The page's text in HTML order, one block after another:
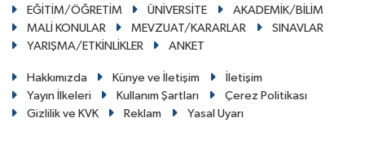
EĞİTİM/ÖĞRETİM
ÜNİVERSİTE
AKADEMİK/BİLİM
MALİ KONULAR
MEVZUAT/KARARLAR
SINAVLAR
YARIŞMA/ETKİNLİKLER
ANKET
Hakkımızda Künye ve İletişim
İletişim
Yayın İlkeleri
Kullanım Şartları
Çerez Politikası
Gizlilik ve KVK
Reklam Yasal Uyarı